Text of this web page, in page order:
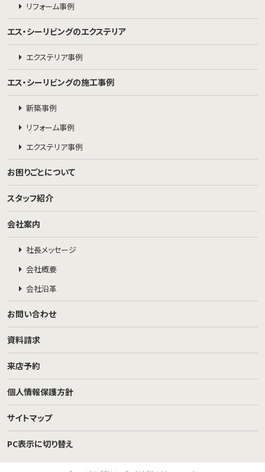
リフォーム事例
エス・シーリビングのエクステリア
エクステリア事例
エス・シーリビングの施工事例
新築事例
リフォーム事例
エクステリア事例
お困りごとについて
スタッフ紹介
会社案内
社長メッセージ
会社概要
会社沿革
お問い合わせ
資料請求
来店予約
個人情報保護方針
サイトマップ
PC表示に切り替え